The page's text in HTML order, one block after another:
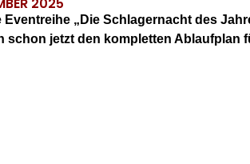
„Die Schlagernacht des
schon jetzt den kompletten Ablaufplan